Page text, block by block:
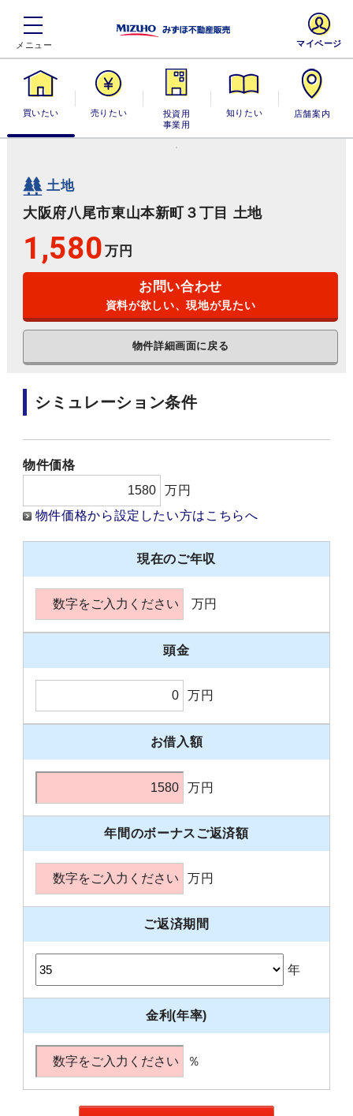
買いたい 売りたい
投資用・事業
用
知りたい 店舗案内
マイページ
土地
大阪府八尾市東山本新町３丁目 土地
1,580 万円
お問い合わせ
資料が欲しい、現地が見たい
物件詳細画面に戻る
シミュレーション条件
物件価格
万円
物件価格から設定したい方はこちらへ
現在のご年収
万円
頭金
万円
お借入額
万円
年間のボーナスご返済額
万円
ご返済期間
年
金利(年率)
％